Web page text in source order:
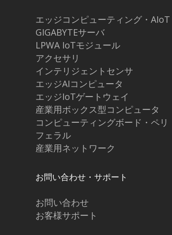
エッジコンピューティング・AIoT
GIGABYTEサーバ
LPWA IoTモジュール
アクセサリ
インテリジェントセンサ
エッジAIコンピュータ
エッジIoTゲートウェイ
産業用ボックス型コンピュータ
コンピューティングボード・ペリ
フェラル
産業用ネットワーク
お問い合わせ・サポート
お問い合わせ
お客様サポート